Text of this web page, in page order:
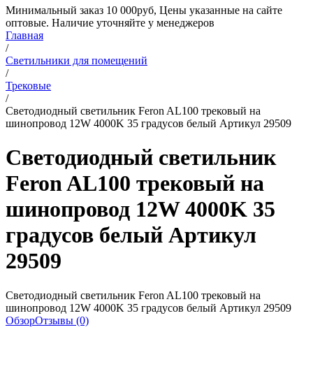
Минимальный заказ 10 000руб, Цены указанные на сайте
оптовые. Наличие уточняйте у менеджеров
Главная
/
Светильники для помещений
/
Трековые
/
Светодиодный светильник Feron AL100 трековый на
шинопровод 12W 4000K 35 градусов белый Артикул 29509
Светодиодный светильник
Feron AL100 трековый на
шинопровод 12W 4000K 35
градусов белый Артикул
29509
Светодиодный светильник Feron AL100 трековый на
шинопровод 12W 4000K 35 градусов белый Артикул 29509
ОбзорОтзывы (0)